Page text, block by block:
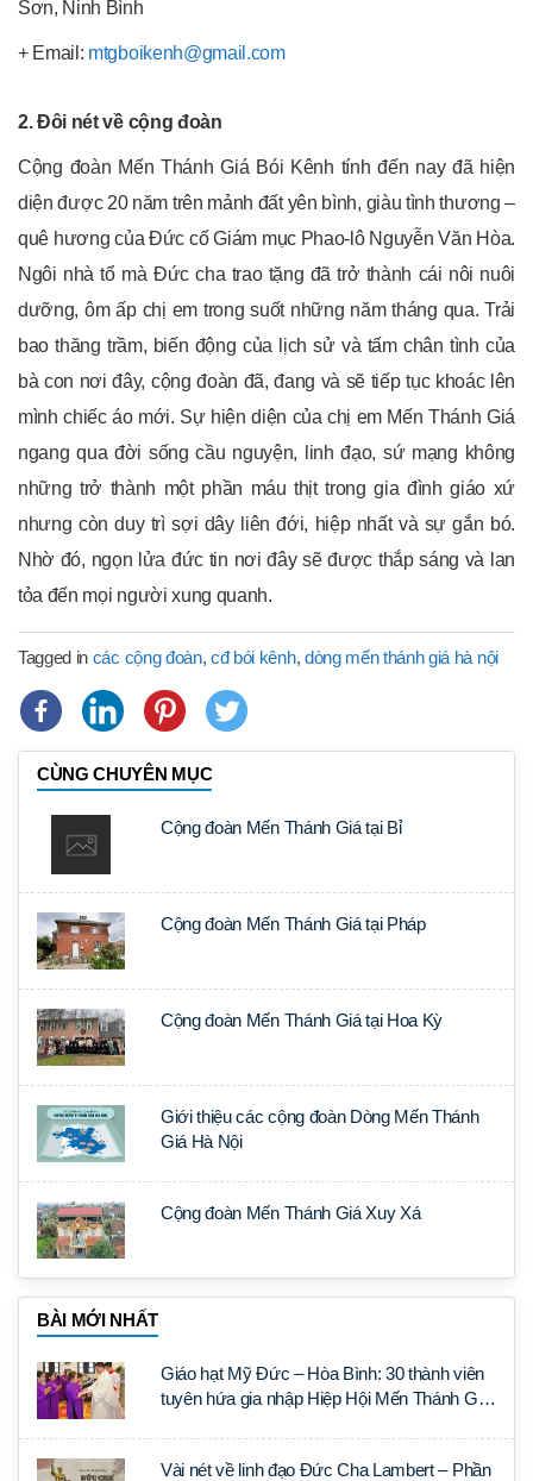
Sơn, Ninh Bình
+ Email: mtgboikenh@gmail.com
2. Đôi nét về cộng đoàn
Cộng đoàn Mến Thánh Giá Bói Kênh tính đến nay đã hiện
diện được 20 năm trên mảnh đất yên bình, giàu tình thương –
quê hương của Đức cố Giám mục Phao-lô Nguyễn Văn Hòa.
Ngôi nhà tổ mà Đức cha trao tặng đã trở thành cái nôi nuôi
dưỡng, ôm ấp chị em trong suốt những năm tháng qua. Trải
bao thăng trầm, biến động của lịch sử và tấm chân tình của
bà con nơi đây, cộng đoàn đã, đang và sẽ tiếp tục khoác lên
mình chiếc áo mới. Sự hiện diện của chị em Mến Thánh Giá
ngang qua đời sống cầu nguyện, linh đạo, sứ mạng không
những trở thành một phần máu thịt trong gia đình giáo xứ
nhưng còn duy trì sợi dây liên đới, hiệp nhất và sự gắn bó.
Nhờ đó, ngọn lửa đức tin nơi đây sẽ được thắp sáng và lan
tỏa đến mọi người xung quanh.
Tagged in các cộng đoàn,cđ bói kênh, dòng mến thánh giá hà nội
CÙNG CHUYÊN MỤC
Cộng đoàn Mến Thánh Giá tại Bỉ
Cộng đoàn Mến Thánh Giá tại Pháp
Cộng đoàn Mến Thánh Giá tại Hoa Kỳ
Giới thiệu các cộng đoàn Dòng Mến Thánh
Giá Hà Nội
Cộng đoàn Mến Thánh Giá Xuy Xá
BÀI MỚI NHẤT
Giáo hạt Mỹ Đức – Hòa Bình: 30 thành viên
tuyên hứa gia nhập Hiệp Hội Mến Thánh Giá
Vài nét về linh đạo Đức Cha Lambert – Phần